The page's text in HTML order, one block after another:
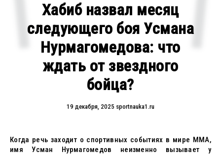
Хабиб назвал месяц
следующего боя Усмана
Нурмагомедова: что
ждать от звездного
бойца?
19 декабря, 2025 sportnauka1.ru
Когда речь заходит о спортивных событиях в мире MMA,
имя Усман Нурмагомедов неизменно вызывает у